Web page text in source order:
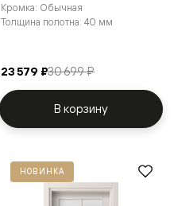
Кромка: Обычная
Толщина полотна: 40 мм
23 579 ₽30 699 ₽
В корзину
НОВИНКА